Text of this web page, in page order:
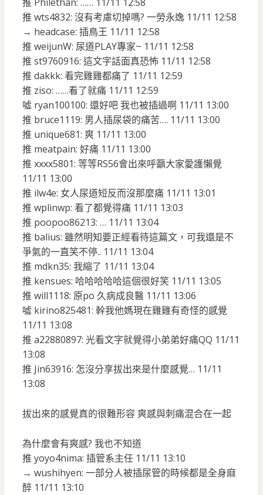
推 wts4832: 沒有考慮切掉嗎? 一勞永逸 11/11 12:58
→ headcase: 插鳥王 11/11 12:58
推 weijunW: 尿道PLAY專家~ 11/11 12:58
推 st9760916: 這文字話面真恐怖 11/11 12:58
推 dakkk: 看完雞雞都痛了 11/11 12:59
推 ziso: ……看了就痛 11/11 12:59
噓 ryan100100: 還好吧 我也被插過啊 11/11 13:00
推 bruce1119: 男人插尿袋的痛苦…. 11/11 13:00
推 unique681: 爽 11/11 13:00
推 meatpain: 好痛 11/11 13:00
推 xxxx5801: 等等RS56會出來呼籲大家愛護懶覺
11/11 13:00
推 ilw4e: 女人尿道短反而沒那麼痛 11/11 13:01
推 wplinwp: 看了都覺得痛 11/11 13:03
推 poopoo86213: … 11/11 13:04
推 balius: 雖然明知要正經看待這篇文，可我還是不
爭氣的一直笑不停.. 11/11 13:04
推 mdkn35: 我縮了 11/11 13:04
推 kensues: 哈哈哈哈哈這個很好笑 11/11 13:05
推 will1118: 原po 久病成良醫 11/11 13:06
噓 kirino825481: 幹我他媽現在雞雞有奇怪的感覺
11/11 13:08
推 a22880897: 光看文字就覺得小弟弟好痛QQ 11/11
13:08
推 Jin63916: 怎沒分享拔出來是什麼感覺… 11/11
13:08
拔出來的感覺真的很難形容 爽感與刺痛混合在一起
為什麼會有爽感? 我也不知道
推 yoyo4nima: 插管系主任 11/11 13:10
→ wushihyen: 一部分人被插尿管的時候都是全身麻
醉 11/11 13:10